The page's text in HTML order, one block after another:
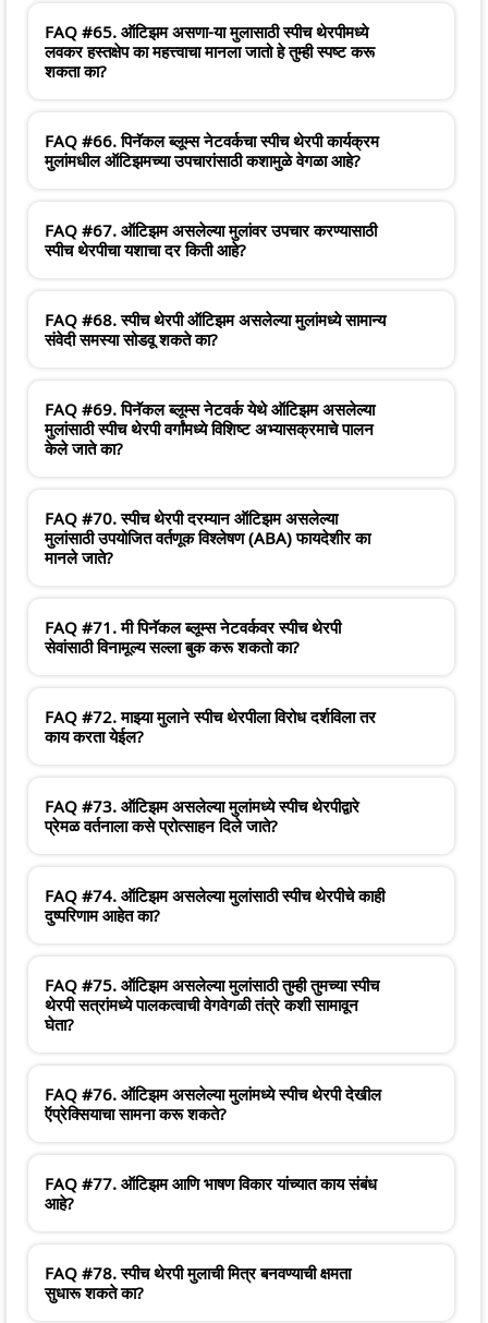
FAQ #65. ऑटिझम असणा-या मुलासाठी स्पीच थेरपीमध्ये
लवकर हस्तक्षेप का महत्त्वाचा मानला जातो हे तुम्ही स्पष्ट करू
शकता का?
FAQ #66. पिनॅकल ब्लूम्स नेटवर्कचा स्पीच थेरपी कार्यक्रम
मुलांमधील ऑटिझमच्या उपचारांसाठी कशामुळे वेगळा आहे?
FAQ #67. ऑटिझम असलेल्या मुलांवर उपचार करण्यासाठी
स्पीच थेरपीचा यशाचा दर किती आहे?
FAQ #68. स्पीच थेरपी ऑटिझम असलेल्या मुलांमध्ये सामान्य
संवेदी समस्या सोडवू शकते का?
FAQ #69. पिनॅकल ब्लूम्स नेटवर्क येथे ऑटिझम असलेल्या
मुलांसाठी स्पीच थेरपी वर्गांमध्ये विशिष्ट अभ्यासक्रमाचे पालन
केले जाते का?
FAQ #70. स्पीच थेरपी दरम्यान ऑटिझम असलेल्या
मुलांसाठी उपयोजित वर्तणूक विश्लेषण (ABA) फायदेशीर का
मानले जाते?
FAQ #71. मी पिनॅकल ब्लूम्स नेटवर्कवर स्पीच थेरपी
सेवांसाठी विनामूल्य सल्ला बुक करू शकतो का?
FAQ #72. माझ्या मुलाने स्पीच थेरपीला विरोध दर्शविला तर
काय करता येईल?
FAQ #73. ऑटिझम असलेल्या मुलांमध्ये स्पीच थेरपीद्वारे
प्रेमळ वर्तनाला कसे प्रोत्साहन दिले जाते?
FAQ #74. ऑटिझम असलेल्या मुलांसाठी स्पीच थेरपीचे काही
दुष्परिणाम आहेत का?
FAQ #75. ऑटिझम असलेल्या मुलांसाठी तुम्ही तुमच्या स्पीच
थेरपी सत्रांमध्ये पालकत्वाची वेगवेगळी तंत्रे कशी सामावून
घेता?
FAQ #76. ऑटिझम असलेल्या मुलांमध्ये स्पीच थेरपी देखील
ऍप्रेक्सियाचा सामना करू शकते?
FAQ #77. ऑटिझम आणि भाषण विकार यांच्यात काय संबंध
आहे?
FAQ #78. स्पीच थेरपी मुलाची मित्र बनवण्याची क्षमता
सुधारू शकते का?